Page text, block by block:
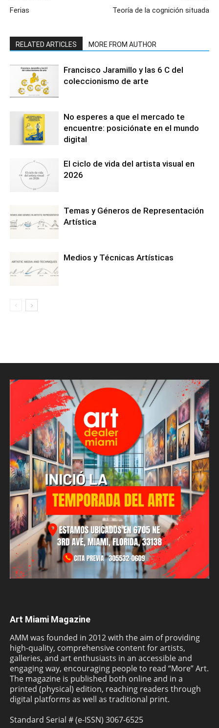
Ferias Teoría de la cognición situada
RELATED ARTICLES MORE FROM AUTHOR
Francisco Jaramillo y las 6 C del
coleccionismo de arte
No esperes a que el mercado te
encuentre: posiciónate en el mundo
digital
El ciclo de vida del artista visual en
2026
Temas y Géneros de Representación
Artística
Medios y Técnicas Artísticas
Art Miami Magazine
AMM was founded in 2012 with the aim of providing
high-quality, comprehensive content for artists,
galleries, and art enthusiasts in an accessible and
engaging way, encouraging people to read “More” Art.
The magazine is published both online and in a
printed (physical) edition, reaching readers through
digital platforms as well as traditional print.
Standard Serial # (e-ISSN) 3067-6525